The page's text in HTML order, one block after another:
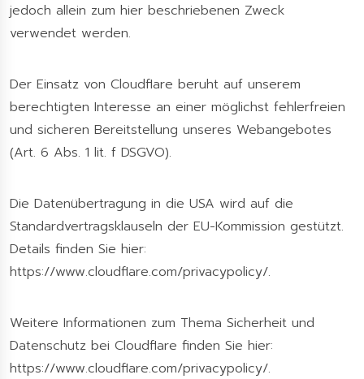
jedoch allein zum hier beschriebenen Zweck
verwendet werden.
Der Einsatz von Cloudflare beruht auf unserem
berechtigten Interesse an einer möglichst fehlerfreien
und sicheren Bereitstellung unseres Webangebotes
(Art. 6 Abs. 1 lit. f DSGVO).
Die Datenübertragung in die USA wird auf die
Standardvertragsklauseln der EU-Kommission gestützt.
Details finden Sie hier:
https://www.cloudflare.com/privacypolicy/.
Weitere Informationen zum Thema Sicherheit und
Datenschutz bei Cloudflare finden Sie hier:
https://www.cloudflare.com/privacypolicy/.